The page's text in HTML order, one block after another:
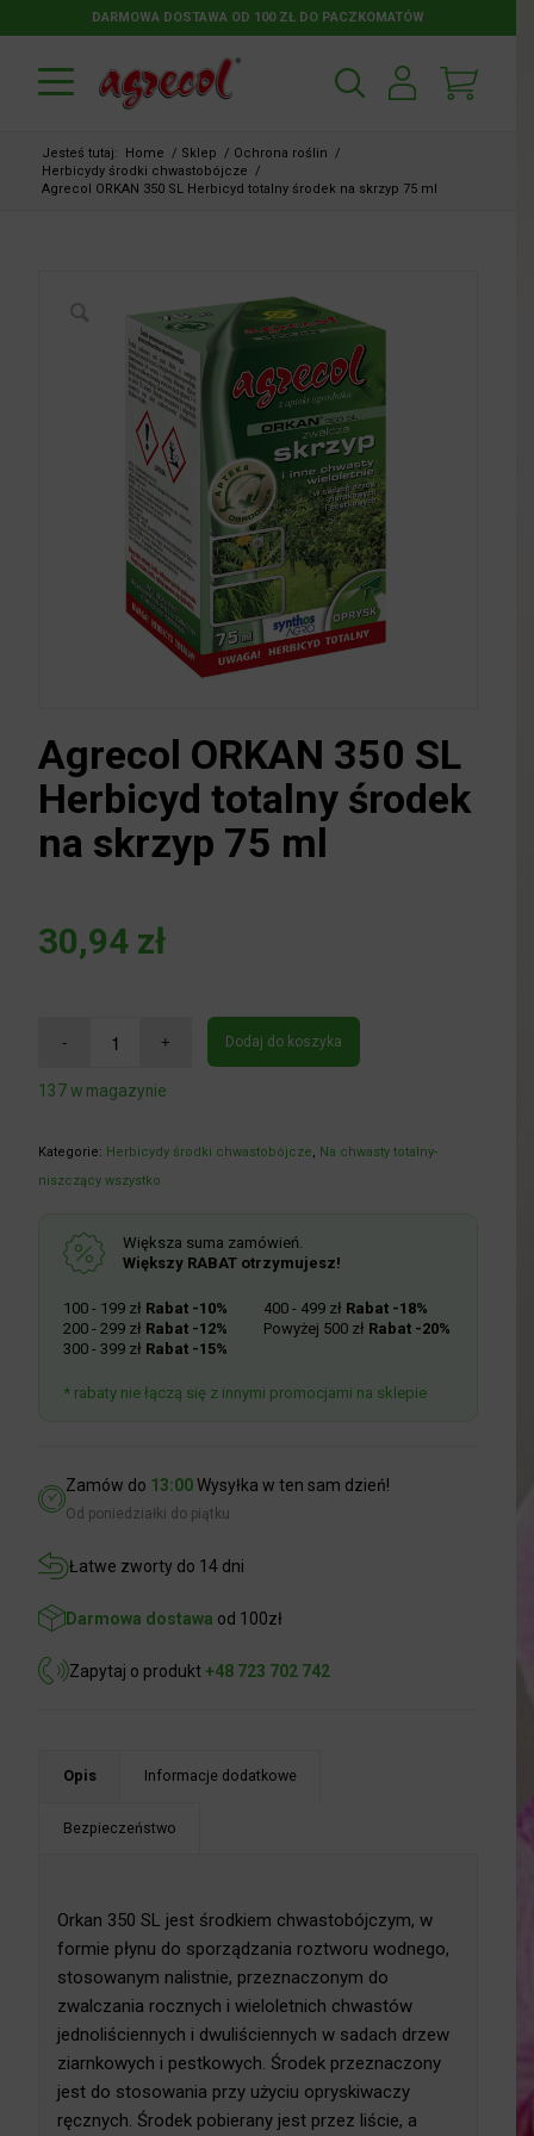
DARMOWA DOSTAWA OD 100 ZŁ DO PACZKOMATÓW
Jesteś tutaj: Home / Sklep / Ochrona roślin /
Herbicydy środki chwastobójcze /
Agrecol ORKAN 350 SL Herbicyd totalny środek na skrzyp 75 ml
Agrecol ORKAN 350 SL
Herbicyd totalny środek
na skrzyp 75 ml
30,94 zł
Dodaj do koszyka
137 w magazynie
Kategorie: Herbicydy środki chwastobójcze, Na chwasty totalny-
niszczący wszystko
Większa suma zamówień.
Większy RABAT otrzymujesz!
100 - 199 zł Rabat -10%
200 - 299 zł Rabat -12%
300 - 399 zł Rabat -15%
400 - 499 zł Rabat -18%
Powyżej 500 zł Rabat -20%
* rabaty nie łączą się z innymi promocjami na sklepie
Zamów do 13:00Wysyłka w ten sam dzień!
Od poniedziałki do piątku
Łatwe zworty do 14 dni
Darmowa dostawa od 100zł
Zapytaj o produkt+48 723 702 742
Opis Informacje dodatkowe
Bezpieczeństwo
Orkan 350 SL jest środkiem chwastobójczym, w
formie płynu do sporządzania roztworu wodnego,
stosowanym nalistnie, przeznaczonym do
zwalczania rocznych i wieloletnich chwastów
jednoliściennych i dwuliściennych w sadach drzew
ziarnkowych i pestkowych. Środek przeznaczony
jest do stosowania przy użyciu opryskiwaczy
ręcznych. Środek pobierany jest przez liście, a